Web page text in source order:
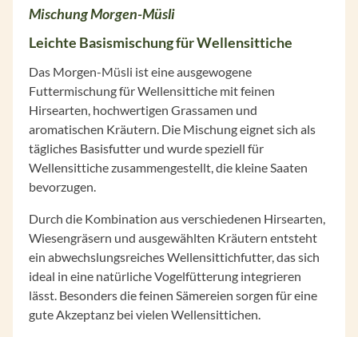
Mischung Morgen-Müsli
Leichte Basismischung für Wellensittiche
Das Morgen-Müsli ist eine ausgewogene
Futtermischung für Wellensittiche mit feinen
Hirsearten, hochwertigen Grassamen und
aromatischen Kräutern. Die Mischung eignet sich als
tägliches Basisfutter und wurde speziell für
Wellensittiche zusammengestellt, die kleine Saaten
bevorzugen.
Durch die Kombination aus verschiedenen Hirsearten,
Wiesengräsern und ausgewählten Kräutern entsteht
ein abwechslungsreiches Wellensittichfutter, das sich
ideal in eine natürliche Vogelfütterung integrieren
lässt. Besonders die feinen Sämereien sorgen für eine
gute Akzeptanz bei vielen Wellensittichen.